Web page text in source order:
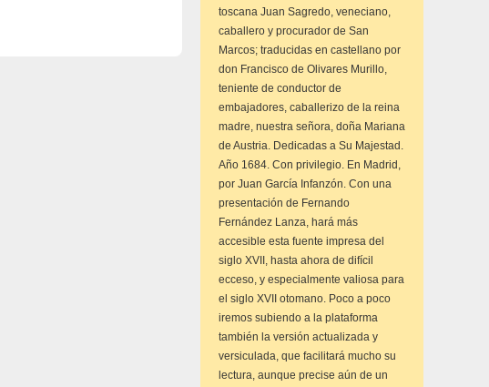
toscana Juan Sagredo, veneciano,
caballero y procurador de San
Marcos; traducidas en castellano por
don Francisco de Olivares Murillo,
teniente de conductor de
embajadores, caballerizo de la reina
madre, nuestra señora, doña Mariana
de Austria. Dedicadas a Su Majestad.
Año 1684. Con privilegio. En Madrid,
por Juan García Infanzón. Con una
presentación de Fernando
Fernández Lanza, hará más
accesible esta fuente impresa del
siglo XVII, hasta ahora de difícil
ecceso, y especialmente valiosa para
el siglo XVII otomano. Poco a poco
iremos subiendo a la plataforma
también la versión actualizada y
versiculada, que facilitará mucho su
lectura, aunque precise aún de un